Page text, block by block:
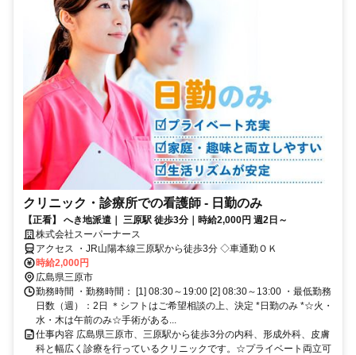
クリニック・診療所での看護師 - 日勤のみ
【正看】 へき地派遣｜ 三原駅 徒歩3分｜時給2,000円 週2日～
株式会社スーパーナース
アクセス ・JR山陽本線三原駅から徒歩3分 ◇車通勤ＯＫ
時給2,000円
広島県三原市
勤務時間 ・勤務時間： [1] 08:30～19:00 [2] 08:30～13:00 ・最低勤務
日数（週）：2日 ＊シフトはご希望相談の上、決定 *日勤のみ *☆火・
水・木は午前のみ☆手術がある...
仕事内容 広島県三原市、三原駅から徒歩3分の内科、形成外科、皮膚
科と幅広く診療を行っているクリニックです。☆プライベート両立可